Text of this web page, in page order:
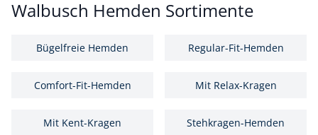
Walbusch Hemden Sortimente
Bügelfreie Hemden Regular-Fit-Hemden
Comfort-Fit-Hemden Mit Relax-Kragen
Mit Kent-Kragen Stehkragen-Hemden